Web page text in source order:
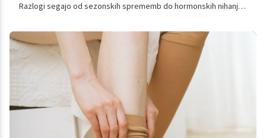
Razlogi segajo od sezonskih sprememb do hormonskih nihanj in
pravočasno ukrepanje.